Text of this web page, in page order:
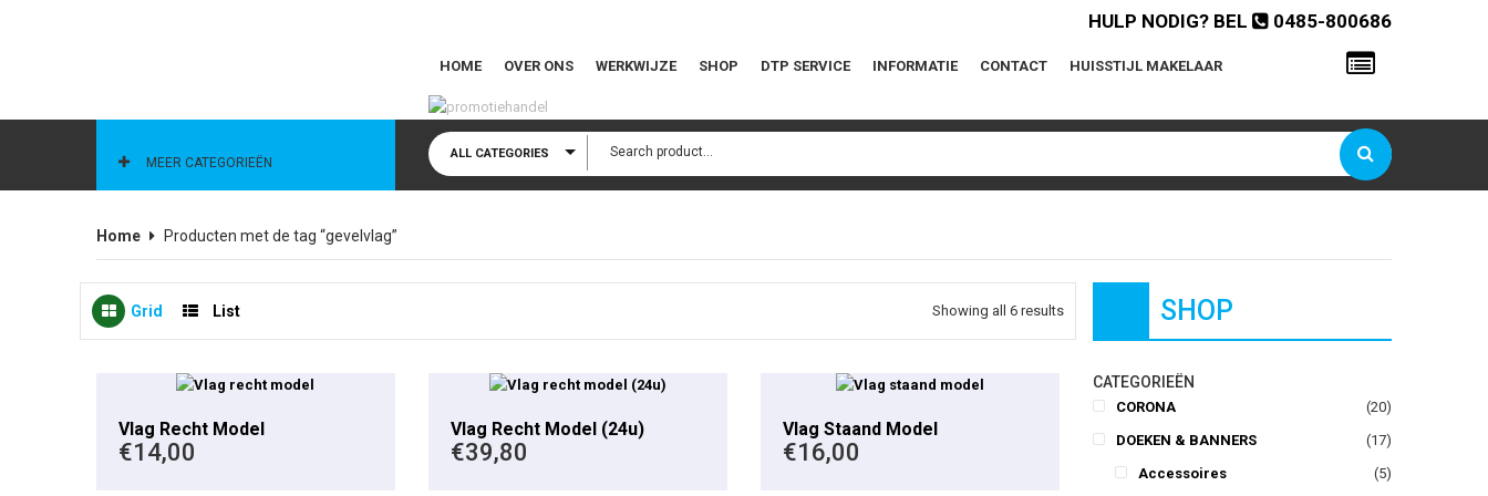
HULP NODIG? BEL 0485-800686
HOME OVER ONS WERKWIJZE SHOP DTP SERVICE INFORMATIE CONTACT HUISSTIJL MAKELAAR
Gebruikersnaam of e-mailadres
CATEGORIEËN
MEER CATEGORIEËN
ALL CATEGORIES
Home Producten met de tag “gevelvlag”
Grid List Showing all 6 results
Vlag Recht Model
€14,00
Vlag Recht Model (24u)
€39,80
Vlag Staand Model
€16,00
SHOP
CATEGORIEËN
CORONA
(20)
DOEKEN & BANNERS
(17)
Accessoires
(5)